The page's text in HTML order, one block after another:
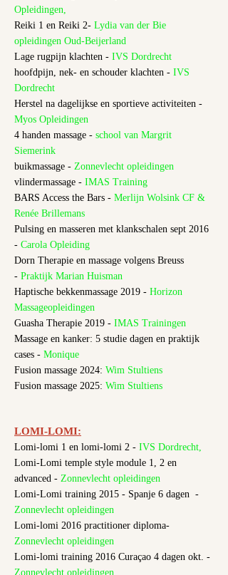
Opleidingen,
Reiki 1 en Reiki 2- Lydia van der Bie
opleidingen Oud-Beijerland
Lage rugpijn klachten - IVS Dordrecht
hoofdpijn, nek- en schouder klachten - IVS
Dordrecht
Herstel na dagelijkse en sportieve activiteiten -
Myos Opleidingen
4 handen massage - school van Margrit
Siemerink
buikmassage - Zonnevlecht opleidingen
vlindermassage - IMAS Training
BARS Access the Bars - Merlijn Wolsink CF &
Renée Brillemans
Pulsing en masseren met klankschalen sept 2016
- Carola Opleiding
Dorn Therapie en massage volgens Breuss
- Praktijk Marian Huisman
Haptische bekkenmassage 2019 - Horizon
Massageopleidingen
Guasha Therapie 2019 - IMAS Trainingen
Massage en kanker: 5 studie dagen en praktijk
cases - Monique
Fusion massage 2024: Wim Stultiens
Fusion massage 2025: Wim Stultiens
LOMI-LOMI:
Lomi-lomi 1 en lomi-lomi 2 - IVS Dordrecht,
Lomi-Lomi temple style module 1, 2 en
advanced - Zonnevlecht opleidingen
Lomi-Lomi training 2015 - Spanje 6 dagen -
Zonnevlecht opleidingen
Lomi-lomi 2016 practitioner diploma-
Zonnevlecht opleidingen
Lomi-lomi training 2016 Curaçao 4 dagen okt. -
Zonnevlecht opleidingen